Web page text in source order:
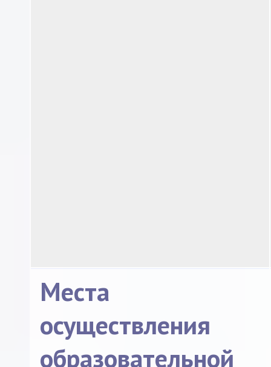
Места
осуществления
образовательной